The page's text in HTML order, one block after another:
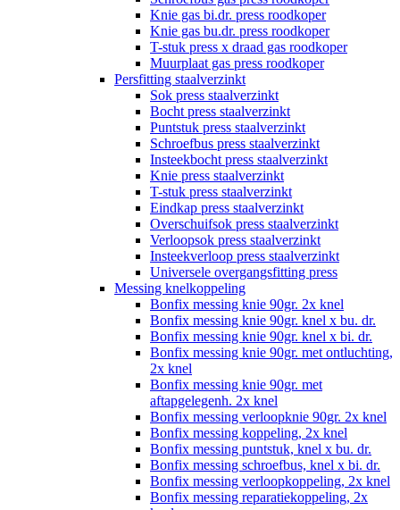
Knie gas bi.dr. press roodkoper
Knie gas bu.dr. press roodkoper
T-stuk press x draad gas roodkoper
Muurplaat gas press roodkoper
Persfitting staalverzinkt
Sok press staalverzinkt
Bocht press staalverzinkt
Puntstuk press staalverzinkt
Schroefbus press staalverzinkt
Insteekbocht press staalverzinkt
Knie press staalverzinkt
T-stuk press staalverzinkt
Eindkap press staalverzinkt
Overschuifsok press staalverzinkt
Verloopsok press staalverzinkt
Insteekverloop press staalverzinkt
Universele overgangsfitting press
Messing knelkoppeling
Bonfix messing knie 90gr. 2x knel
Bonfix messing knie 90gr. knel x bu. dr.
Bonfix messing knie 90gr. knel x bi. dr.
Bonfix messing knie 90gr. met ontluchting,
2x knel
Bonfix messing knie 90gr. met
aftapgelegenh. 2x knel
Bonfix messing verloopknie 90gr. 2x knel
Bonfix messing koppeling, 2x knel
Bonfix messing puntstuk, knel x bu. dr.
Bonfix messing schroefbus, knel x bi. dr.
Bonfix messing verloopkoppeling, 2x knel
Bonfix messing reparatiekoppeling, 2x